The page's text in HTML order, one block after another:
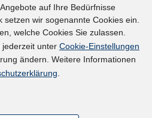
auf Ihre Bedürfnisse
setzen wir sogenannte Cookies ein.
welche Cookies Sie zulassen.
jederzeit unter Cookie-Einstellungen
ändern. Weitere Informationen
.